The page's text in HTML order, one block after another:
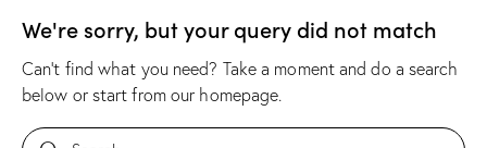
We're sorry, but your query did not match
Can't find what you need? Take a moment and do a search
below or start from our homepage.